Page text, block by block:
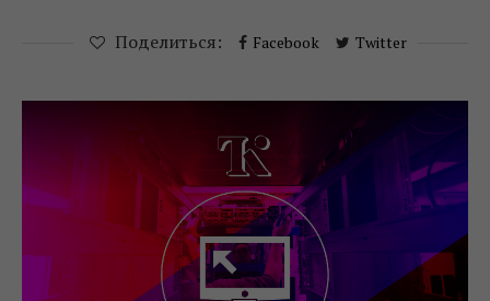
Поделиться: Facebook Twitter